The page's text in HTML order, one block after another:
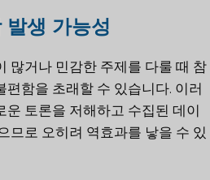
발생 가능성
많거나 민감한 주제를 다룰 때 참
함을 초래할 수 있습니다. 이러
운 토론을 저해하고 수집된 데이
므로 오히려 역효과를 낳을 수 있